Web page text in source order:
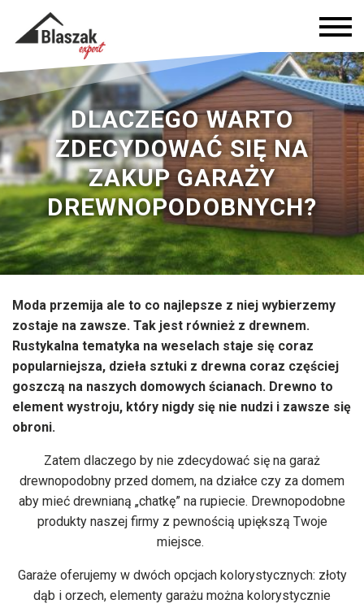
DLACZEGO WARTO
ZDECYDOWAĆ SIĘ NA
ZAKUP GARAŻY
DREWNOPODOBNYCH?
Moda przemija ale to co najlepsze z niej wybierzemy
zostaje na zawsze. Tak jest również z drewnem.
Rustykalna tematyka na weselach staje się coraz
popularniejsza, dzieła sztuki z drewna coraz częściej
goszczą na naszych domowych ścianach. Drewno to
element wystroju, który nigdy się nie nudzi i zawsze się
obroni.
Zatem dlaczego by nie zdecydować się na garaż
drewnopodobny przed domem, na działce czy za domem
aby mieć drewnianą „chatkę” na rupiecie. Drewnopodobne
produkty naszej firmy z pewnością upiększą Twoje
miejsce.
Garaże oferujemy w dwóch opcjach kolorystycznych: złoty
dąb i orzech, elementy garażu można kolorystycznie